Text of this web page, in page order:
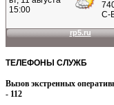
ТЕЛЕФОНЫ СЛУЖБ
Вызов экстренных
- 112